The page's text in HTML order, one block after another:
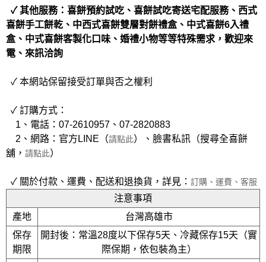
✓ 其他服務：喜餅預約試吃、喜餅試吃寄送宅配服務、西式
喜餅手工餅乾、中西式喜餅雙層對餅禮盒、中式喜餅6入禮
盒、中式喜餅客製化口味、婚禮小物等等特殊需求，歡迎來
電、來訊洽詢
✓ 本網站保留接受訂單與否之權利
✓ 訂購方式：
1、電話：07-2610957、07-2820883
2、網路：官方LINE（請點此）、臉書私訊（搜尋全喜餅
舖， 請點此）
✓ 關於付款、運費、配送和退換貨，詳見： 訂購、運費、客服
注意事項
產地
台灣高雄市
保存
期限
開封後：常溫28度以下保存5天、冷藏保存15天（實
際保期，依包裝為主）